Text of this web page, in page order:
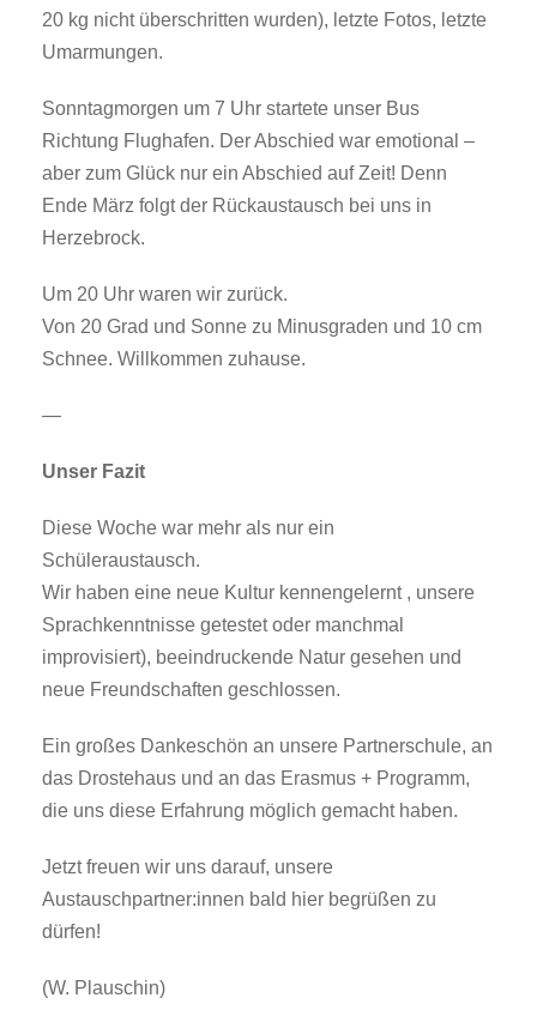
20 kg nicht überschritten wurden), letzte Fotos, letzte
Umarmungen.
Sonntagmorgen um 7 Uhr startete unser Bus
Richtung Flughafen. Der Abschied war emotional –
aber zum Glück nur ein Abschied auf Zeit! Denn
Ende März folgt der Rückaustausch bei uns in
Herzebrock.
Um 20 Uhr waren wir zurück.
Von 20 Grad und Sonne zu Minusgraden und 10 cm
Schnee. Willkommen zuhause.
—
Unser Fazit
Diese Woche war mehr als nur ein
Schüleraustausch.
Wir haben eine neue Kultur kennengelernt , unsere
Sprachkenntnisse getestet oder manchmal
improvisiert), beeindruckende Natur gesehen und
neue Freundschaften geschlossen.
Ein großes Dankeschön an unsere Partnerschule, an
das Drostehaus und an das Erasmus + Programm,
die uns diese Erfahrung möglich gemacht haben.
Jetzt freuen wir uns darauf, unsere
Austauschpartner:innen bald hier begrüßen zu
dürfen!
(W. Plauschin)